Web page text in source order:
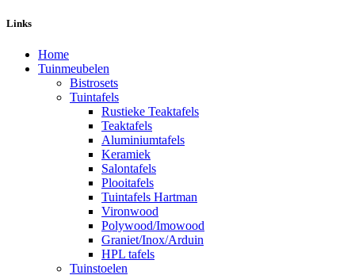
Links
Home
Tuinmeubelen
Bistrosets
Tuintafels
Rustieke Teaktafels
Teaktafels
Aluminiumtafels
Keramiek
Salontafels
Plooitafels
Tuintafels Hartman
Vironwood
Polywood/Imowood
Graniet/Inox/Arduin
HPL tafels
Tuinstoelen